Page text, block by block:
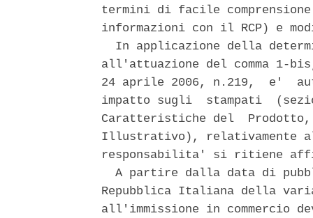
termini di facile
informazioni con il RCP) e
In applicazione della
all'attuazione del comma 1-
24 aprile 2006, n.219,  e'
impatto sugli  stampati
Caratteristiche del
Illustrativo), relativamente
responsabilita' si ritiene
A partire dalla data di
Repubblica Italiana della
all'immissione in commercio